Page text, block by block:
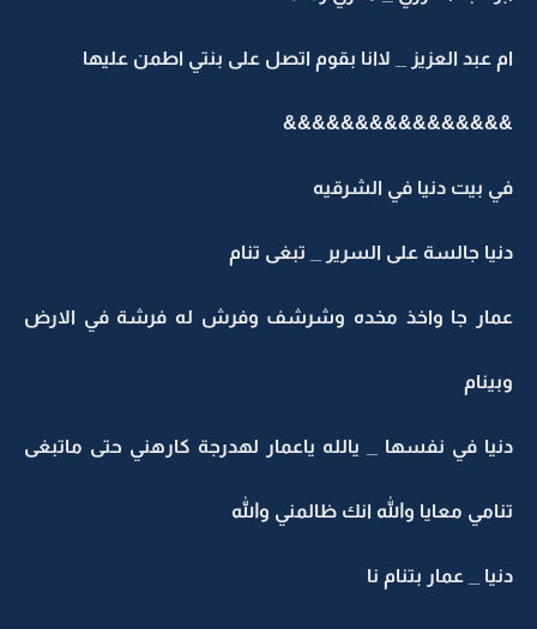
عبد العزيز _ لاانا بقوم اتصل على بنتي اطمن عليها
بيت دنيا في الشرقيه
جالسة على السرير _ تبغى تنام
جا واخذ مخده وشرشف وفرش له فرشة في الارض
في نفسها _ يالله ياعمار لهدرجة كارهني حتى ماتبغى
معايا والله انك ظالمني والله
_ عمار بتنام نا